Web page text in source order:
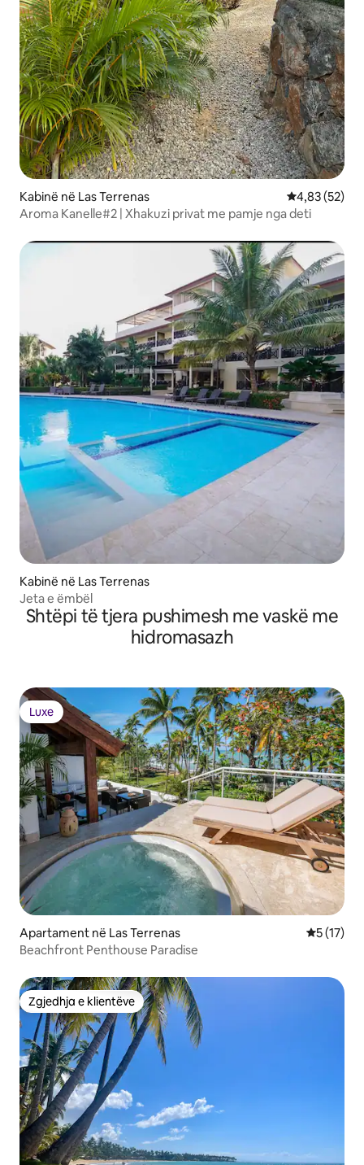
Kabinë në Las Terrenas Vlerësimi
4,83 (52)
Aroma Kanelle#2 | Xhakuzi privat me pamje nga deti
Kabinë në Las Terrenas
Jeta e ëmbël
Shtëpi të tjera pushimesh me vaskë me
hidromasazh
Luxe
Luxe
Apartament në Las Terrenas Vlerësimi
5 (17)
Beachfront Penthouse Paradise
Zgjedhja e klientëve
Zgjedhja e klientëve